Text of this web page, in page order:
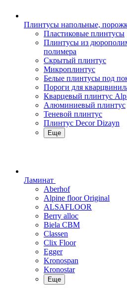
Плинтусы напольные,
Пластиковые плинтусы
Плинтусы из
полимера
Скрытый плинтус
Микроплинтус
Белые плинтусы под
Пороги для
Кварцевый плинтус
Алюминиевый плинтус
Теневой плинтус
Плинтус Decor Dizayn
Еще
Ламинат
Aberhof
Alpine floor Original
ALSAFLOOR
Berry alloc
Biela CBM
Classen
Clix Floor
Egger
Kronospan
Kronostar
Еще